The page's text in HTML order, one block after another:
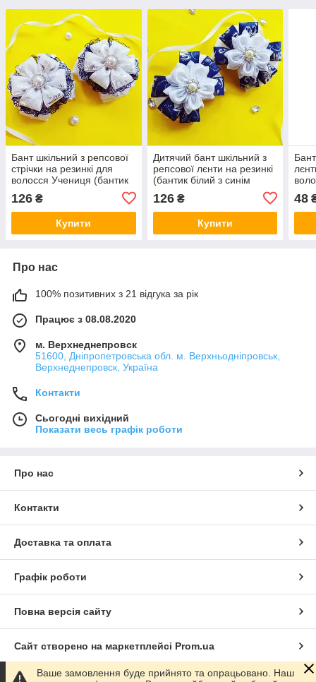
Бант шкільний з репсової
стрічки на резинкі для
волосся Учениця (бантик
білий з синім канзаші на
голову, в школу для
дівчинки)
126 ₴
Купити
Дитячий бант шкільний з
репсової лєнти на резинкі
(бантик білий з синім
волосся, в школу канзаші
для дівчинки)
126₴
Купити
48
Про нас
100% позитивних з 21 відгука за рік
Працює з 08.08.2020
м. Верхнеднепровск
51600, Дніпропетровська обл. м. Верхньодніпровськ,
Верхнеднепровск, Україна
Контакти
Сьогодні вихідний
Показати весь графік роботи
Про нас
Контакти
Доставка та оплата
Графік роботи
Повна версія сайту
Сайт створено на маркетплейсі Prom.ua
Ваше замовлення буде прийнято та опрацьовано. Наш